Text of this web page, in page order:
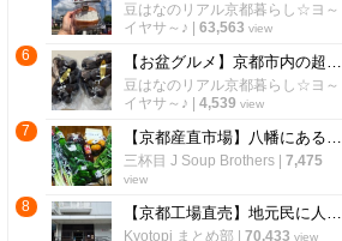
豆はなのリアル京都暮らし☆ヨ～
イヤサ～♪
63,563 view
6 【お盆グルメ】京都市内の超穴場ぶどう名産地☆人気品種シャインマスカットも「寺本農園」
豆はなのリアル京都暮らし☆ヨ～
イヤサ～♪
4,539 view
7 【京都産直市場】八幡にある京都最大級の直売所☆奈良・大阪の秋の味覚も目白押し「旬の駅」
三杯目 J Soup Brothers| 7,475
view
8 【京都工場直売】地元民に人気！和菓子・洋菓子の「工場直売所」６選【まとめ】
Kyotopi まとめ部 70,433 view